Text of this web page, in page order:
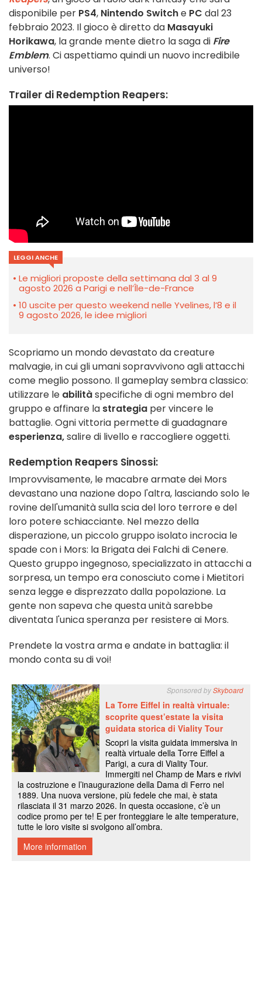
disponibile per PS4, Nintendo Switche PC dal 23
febbraio 2023. Il gioco è diretto da Masayuki
Horikawa, la grande mente dietro la saga di Fire
Emblem. Ci aspettiamo quindi un nuovo incredibile
universo!
Trailer di Redemption Reapers:
LEGGI ANCHE
Le migliori proposte della settimana dal 3 al 9
agosto 2026 a Parigi e nell’Île-de-France
10 uscite per questo weekend nelle Yvelines, l’8 e il
9 agosto 2026, le idee migliori
Scopriamo un mondo devastato da creature
malvagie, in cui gli umani sopravvivono agli attacchi
come meglio possono. Il gameplay sembra classico:
utilizzare le abilitàspecifiche di ogni membro del
gruppo e affinare la strategia per vincere le
battaglie. Ogni vittoria permette di guadagnare
esperienza,salire di livello e raccogliere oggetti.
Redemption Reapers Sinossi:
Improvvisamente, le macabre armate dei Mors
devastano una nazione dopo l'altra, lasciando solo le
rovine dell'umanità sulla scia del loro terrore e del
loro potere schiacciante. Nel mezzo della
disperazione, un piccolo gruppo isolato incrocia le
spade con i Mors: la Brigata dei Falchi di Cenere.
Questo gruppo ingegnoso, specializzato in attacchi a
sorpresa, un tempo era conosciuto come i Mietitori
senza legge e disprezzato dalla popolazione. La
gente non sapeva che questa unità sarebbe
diventata l'unica speranza per resistere ai Mors.
Prendete la vostra arma e andate in battaglia: il
mondo conta su di voi!